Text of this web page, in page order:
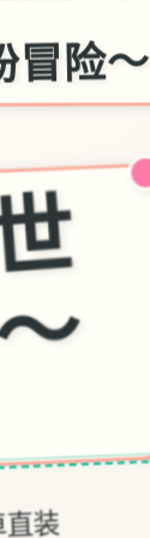
冒险～
直装